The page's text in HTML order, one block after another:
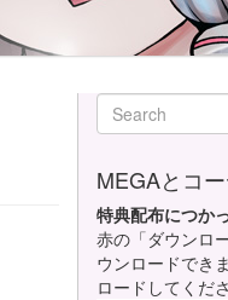
MEGAとコ
特典配布につか
赤の「ダウンロ
ウンロードでき
ロードしてくださ